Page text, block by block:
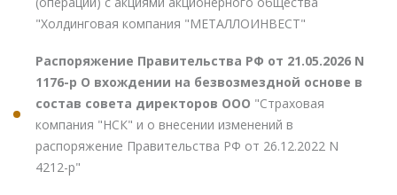
"Холдинговая компания "МЕТАЛЛОИНВЕСТ"
Распоряжение Правительства РФ от 21.05.2026 N
1176-р О вхождении на безвозмездной основе в
состав совета директоров ООО "Страховая
компания "НСК" и о внесении изменений в
распоряжение Правительства РФ от 26.12.2022 N
4212-р"